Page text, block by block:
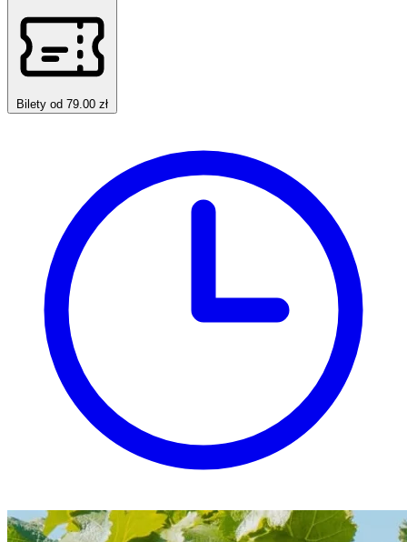
Bilety od 79.00 zł